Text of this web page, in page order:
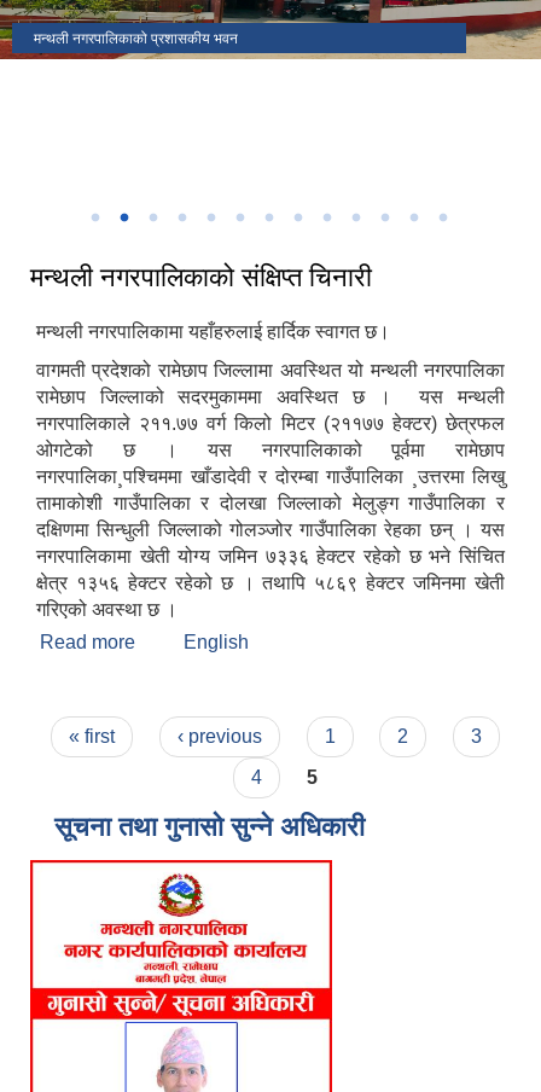
निकृष्ट बालश्रममुक्त, बालविवाहमुक्त, अनिवार्य तथा निःशुल्क शिक्षा सुनिश्चितता र
मन्थली नगरपालिकाको प्रशासकीय भवन
मन्थली नगरपालिका वडा नं २ मा अवस्थित निलकण्ठेश्वर मन्दिर
ढिकुरीदेवी मन्दिर भटौली
थानापती महादेव मन्दिर मनपा ५ सुनारपानी
थानापती महादेव मन्दिर पुरानागाँउ मनपा ९
मन्थली नगरपालिका वडा नं ८ मा अवस्थित चिसापानीगढी
मकैको खेती पुस्तकका लेखक(साहित्यिक सहिद) सुब्बा कृष्णलाल अधिकारीको
जन्मस्थान
हर्रेचिण्डे फुलासी
नगरपालिका कार्यालयबाट तामाकोशी नदी
मन्थली नगरपालिकाको संक्षिप्त चिनारी
मन्थली नगरपालिकामा यहाँहरुलाई हार्दिक स्वागत छ।
वागमती प्रदेशको रामेछाप जिल्लामा अवस्थित यो मन्थली नगरपालिका
रामेछाप जिल्लाको सदरमुकाममा अवस्थित छ । यस मन्थली
नगरपालिकाले २११.७७ वर्ग किलो मिटर (२११७७ हेक्टर) छेत्रफल
ओगटेको छ । यस नगरपालिकाको पूर्वमा रामेछाप
नगरपालिका¸पश्चिममा खाँडादेवी र दोरम्बा गाउँपालिका ¸उत्तरमा लिखु
तामाकोशी गाउँपालिका र दोलखा जिल्लाको मेलुङ्ग गाउँपालिका र
दक्षिणमा सिन्धुली जिल्लाको गोलञ्जोर गाउँपालिका रेहका छन् । यस
नगरपालिकामा खेती योग्य जमिन ७३३६ हेक्टर रहेको छ भने सिंचित
क्षेत्र १३५६ हेक्टर रहेको छ । तथापि ५८६९ हेक्टर जमिनमा खेती
गरिएको अवस्था छ ।
Read more about मन्थली नगरपालिकाको संक्षिप्त चिनारी
English
Pages
« first ‹ previous 1 2
3
4
5
सूचना तथा गुनासो सुन्ने अधिकारी